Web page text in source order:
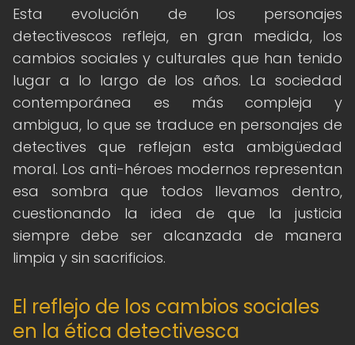
Esta evolución de los personajes
detectivescos refleja, en gran medida, los
cambios sociales y culturales que han tenido
lugar a lo largo de los años. La sociedad
contemporánea es más compleja y
ambigua, lo que se traduce en personajes de
detectives que reflejan esta ambigüedad
moral. Los anti-héroes modernos representan
esa sombra que todos llevamos dentro,
cuestionando la idea de que la justicia
siempre debe ser alcanzada de manera
limpia y sin sacrificios.
El reflejo de los cambios sociales
en la ética detectivesca